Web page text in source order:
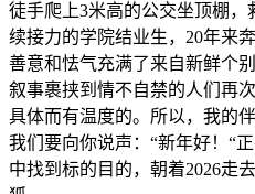
徒手爬上3米高的公交坐顶棚
续接力的学院结业生，20年来
善意和怯气充满了来自新鲜个
叙事裹挟到情不自禁的人们再
具体而有温度的。所以，我的
我们要向你说声：“新年好！“
中找到标的目的，朝着2026走